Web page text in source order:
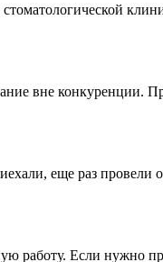
вне конкуренции.
еще раз
Если нужно